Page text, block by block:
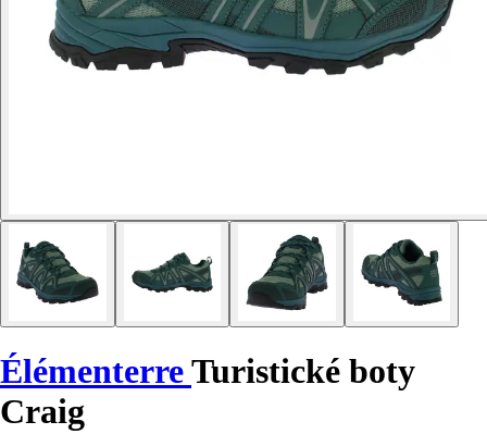
ÉlémenterreTuristické boty
Craig